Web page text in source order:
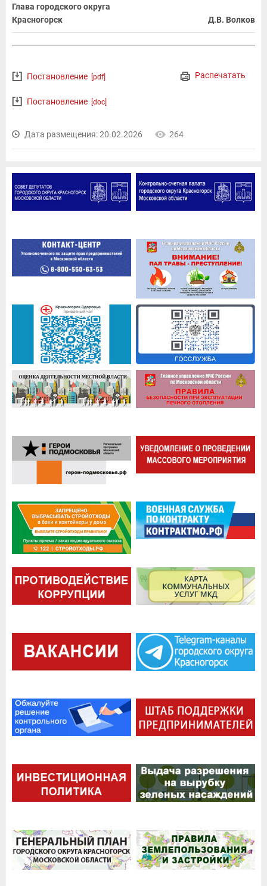
Глава городского округа
Красногорск
Д.В. Волков
Распечатать
Постановление [pdf]
Постановление [doc]
Дата размещения: 20.02.2026 264